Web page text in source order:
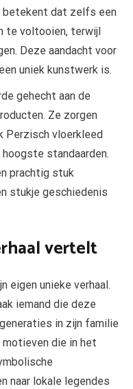
betekent dat zelfs een
te voltooien, terwijl
Deze aandacht voor
uniek kunstwerk is.
gehecht aan de
Ze zorgen
Perzisch vloerkleed
standaarden.
prachtig stuk
stukje geschiedenis
vertelt
eigen unieke verhaal.
iemand die deze
in zijn familie
motieven die in het
naar lokale legendes